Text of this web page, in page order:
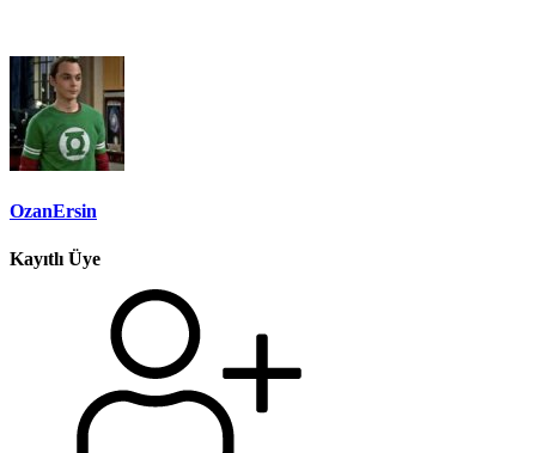
OzanErsin
Kayıtlı Üye